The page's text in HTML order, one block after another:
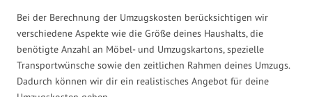
Bei der Berechnung der Umzugskosten berücksichtigen wir
verschiedene Aspekte wie die Größe deines Haushalts, die
benötigte Anzahl an Möbel- und Umzugskartons, spezielle
Transportwünsche sowie den zeitlichen Rahmen deines Umzugs.
Dadurch können wir dir ein realistisches Angebot für deine